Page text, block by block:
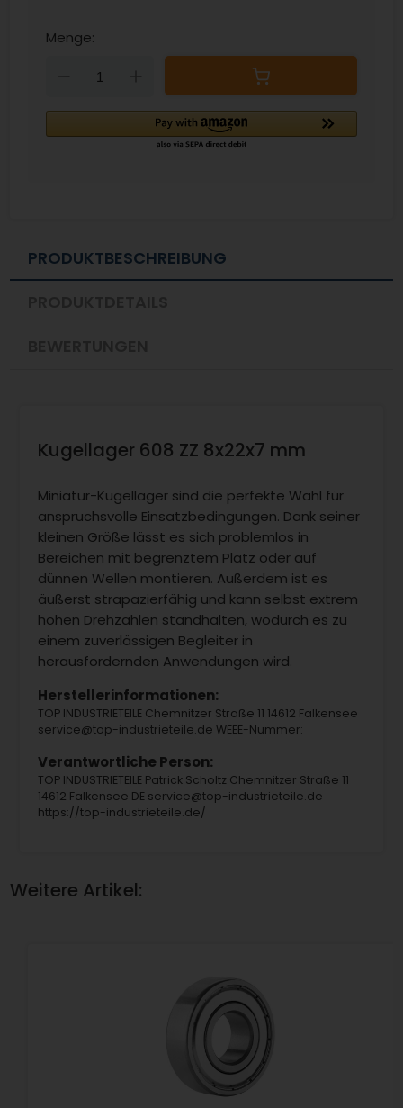
Menge:
Down
PRODUKTBESCHREIBUNG
Kugellager 608 ZZ 8x22x7 mm
Miniatur-Kugellager sind die perfekte Wahl für
anspruchsvolle Einsatzbedingungen. Dank seiner
kleinen Größe lässt es sich problemlos in
Bereichen mit begrenztem Platz oder auf
dünnen Wellen montieren. Außerdem ist es
äußerst strapazierfähig und kann selbst extrem
hohen Drehzahlen standhalten, wodurch es zu
einem zuverlässigen Begleiter in
herausfordernden Anwendungen wird.
Herstellerinformationen:
TOP INDUSTRIETEILE Chemnitzer Straße 11 14612 Falkensee
service@top-industrieteile.de WEEE-Nummer:
Verantwortliche Person:
TOP INDUSTRIETEILE Patrick Scholtz Chemnitzer Straße 11
14612 Falkensee DE service@top-industrieteile.de
https://top-industrieteile.de/
Weitere Artikel: